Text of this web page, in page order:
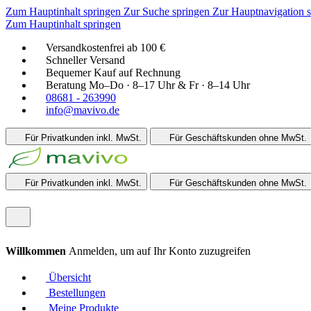
Zum Hauptinhalt springen Zur Suche springen Zur Hauptnavigation
Zum Hauptinhalt springen
Versandkostenfrei ab 100 €
Schneller Versand
Bequemer Kauf auf Rechnung
Beratung Mo–Do · 8–17 Uhr & Fr · 8–14 Uhr
08681 - 263990
info@mavivo.de
Für Privatkunden inkl. MwSt. Für Geschäftskunden ohne MwSt.
Für Privatkunden inkl. MwSt. Für Geschäftskunden ohne MwSt.
Willkommen Anmelden, um auf Ihr Konto zuzugreifen
Übersicht
Bestellungen
Meine Produkte